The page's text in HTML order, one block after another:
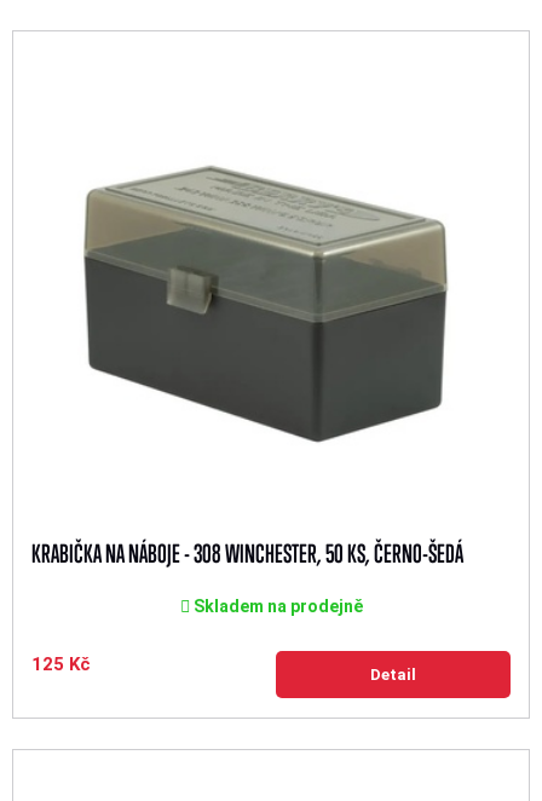
KRABIČKA NA NÁBOJE - 308 WINCHESTER, 50 KS, ČERNO-ŠEDÁ
Skladem na prodejně
125 Kč Detail